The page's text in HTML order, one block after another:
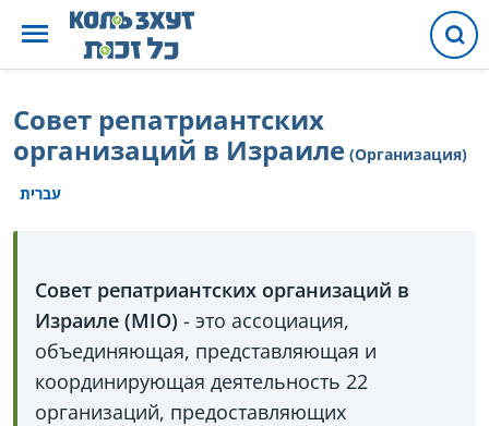
Совет репатриантских
организаций в Израиле (Организация)
עברית
Совет репатриантских организаций в
Израиле (MIO) - это ассоциация,
объединяющая, представляющая и
координирующая деятельность 22
организаций, предоставляющих